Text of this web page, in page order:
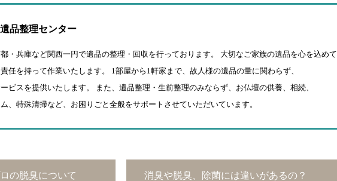
品整理センター
・兵庫など関西一円で遺品の整理・回収を行っております。 大切なご家族の遺品を心を込めて
任を持って作業いたします。 1部屋から1軒家まで、故人様の遺品の量に関わらず、
ビスを提供いたします。 また、遺品整理・生前整理のみならず、お仏壇の供養、相続、
、特殊清掃など、お困りごと全般をサポートさせていただいています。
の脱臭について 消臭や脱臭、除菌には違いがあるの？